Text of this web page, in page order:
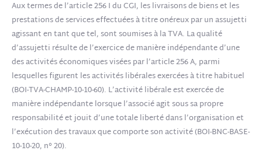
Aux termes de l’article 256 I du CGI, les livraisons de biens et les
prestations de services effectuées à titre onéreux par un assujetti
agissant en tant que tel, sont soumises à la TVA. La qualité
d’assujetti résulte de l’exercice de manière indépendante d’une
des activités économiques visées par l’article 256 A, parmi
lesquelles figurent les activités libérales exercées à titre habituel
(BOI-TVA-CHAMP-10-10-60). L’activité libérale est exercée de
manière indépendante lorsque l’associé agit sous sa propre
responsabilité et jouit d’une totale liberté dans l’organisation et
l’exécution des travaux que comporte son activité (BOI-BNC-BASE-
10-10-20, n° 20).